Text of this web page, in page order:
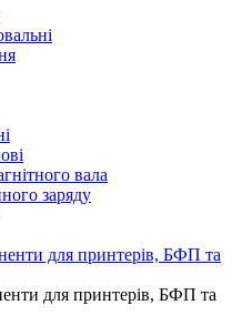
вала
заряду
для принтерів, БФП та
для принтерів, БФП та